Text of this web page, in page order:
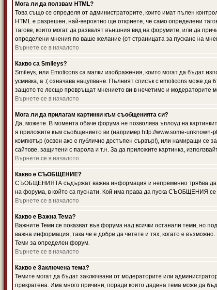
Мога ли да ползвам HTML?
Това също се определя от администраторите, които имат пълен
HTML е разрешен, най-вероятно ще откриете, че само определени
тагове, които могат да развалят външния вид на форумите, или да
определени мнения по ваше желание (от страницата за пускане на
Върнете се в началото
Какво са Smileys?
Smileys, или Emoticons са малки изображения, които могат да бъдат
усмивка, а :( означава нацупване. Пълният списък с emoticons може да
защото те лесщо превръщат мнението ви в нечетимо и модераторите
Върнете се в началото
Мога ли да прилагам картинки към съобщенията си?
Да, можете. В момента обаче форума не позволява ъплоуд на
я приложите към съобщението ви (например http://www.some-
компютър (освен ако е публично достъпен сървър!), или намиращи се
сайтове, защитени с парола и т.н. За да приложите картинка,
Върнете се в началото
Какво е СЪОБЩЕНИЕ?
СЪОБЩЕНИЯТА съдържат важна информация и непременно трябва да
на форума, в който са пуснати. Кой има права да пуска СЪОБЩЕНИЯ се
Върнете се в началото
Какво е Важна Тема?
Важните Теми се показват във форума над всички останали теми,
важна информация, така че е добре да четете и тях, когато е
Теми за определен форум.
Върнете се в началото
Какво е Заключена тема?
Темите могат да бъдат заключвани от модераторите или
прекратена. Има много причини, поради които дадена тема може да